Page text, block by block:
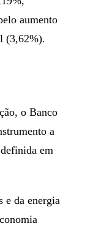
aumento
(3,62%).
o Banco
a
em
e da energia